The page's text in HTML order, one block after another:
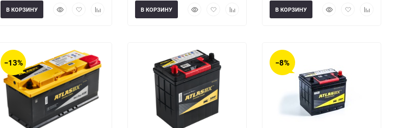
БыстрыйДобавитьДобавить
В КОРЗИНУ
БыстрыйДобавитьДобавить
В КОРЗИНУ
БыстрыйДобавитьДобавить
В КОРЗИНУ
−13% −8%